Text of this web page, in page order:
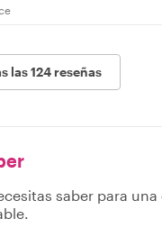
las 124 reseñas
saber para una